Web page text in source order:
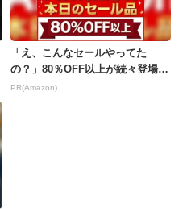
「え、こんなセールやってた
の？」80％OFF以上が続々登場！
Amazonの本気が...
PR(Amazon)